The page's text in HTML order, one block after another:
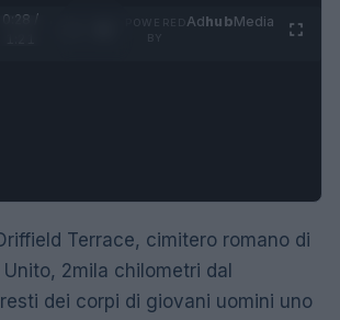
0:30 /
AdhubMedia
Terrace, cimitero romano di
2mila chilometri dal
dei corpi di giovani uomini uno